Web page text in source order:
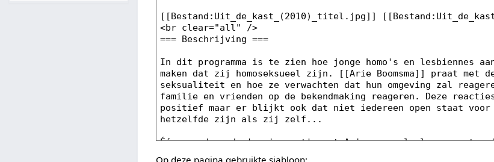
Op deze pagina gebruikte sjabloon: